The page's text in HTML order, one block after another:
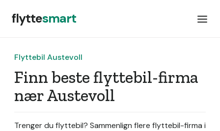
flyttesmart
Flyttebil Austevoll
Finn beste flyttebil-firma
nær Austevoll
Trenger du flyttebil? Sammenlign flere flyttebil-firma i